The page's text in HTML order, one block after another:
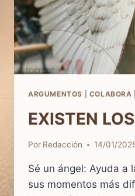
VIDA
ARGUMENTOS COLABORA
EXISTEN
Por Redacción 14/01/
Sé un ángel: Ayuda a
sus momentos más